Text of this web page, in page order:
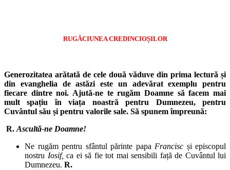
RUGĂCIUNEA CREDINCIOȘILOR
Generozitatea arătată de cele două văduve din prima lectură și
din evanghelia de astăzi este un adevărat exemplu pentru
fiecare dintre noi. Ajută-ne te rugăm Doamne să facem mai
mult spațiu în viața noastră pentru Dumnezeu, pentru
Cuvântul său și pentru valorile sale. Să spunem împreună:
R. Ascultă-ne Doamne!
Ne rugăm pentru sfântul părinte papa Francisc și episcopul
nostru Iosif, ca ei să fie tot mai sensibili față de Cuvântul lui
Dumnezeu. R.